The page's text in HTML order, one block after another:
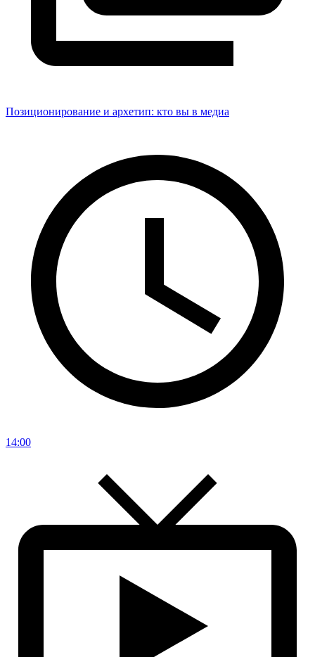
Позиционирование и архетип: кто вы в медиа
14:00